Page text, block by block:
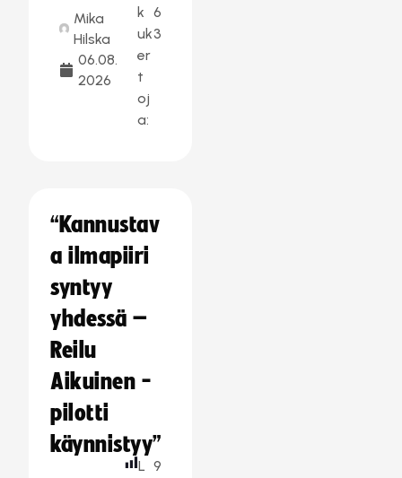
Mika
Hilska
06.08.
2026
k
uk
er
t
oj
a:
6
3
“Kannustav
a ilmapiiri
syntyy
yhdessä –
Reilu
Aikuinen -
pilotti
käynnistyy”
L 9